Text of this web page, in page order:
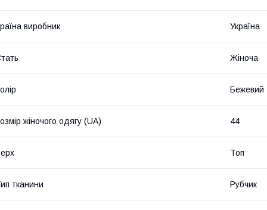
виробник Україна
Жіноча
Бежевий
жіночого одягу (UA) 44
Топ
тканини Рубчик